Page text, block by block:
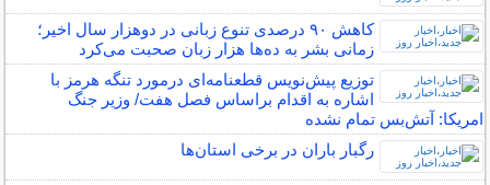
کاهش ۹۰ درصدی تنوع زبانی در دوهزار سال اخیر؛
زمانی بشر به ده‌ها هزار زبان صحبت می‌کرد
توزیع پیش‌نویس قطعنامه‌ای درمورد تنگه هرمز با
اشاره به اقدام براساس فصل هفت/ وزیر جنگ
امریکا: آتش‌بس تمام نشده
رگبار باران در برخی استان‌ها